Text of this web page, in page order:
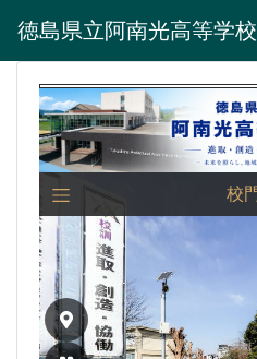
徳島県立阿南光高等学校